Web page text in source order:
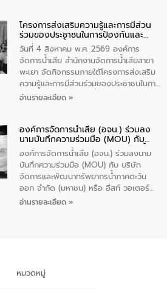
“ชุมชนร่วมใจ น้ำใสยั่งยืน” ได้บรรยายให้
ความรู้เกี่ยวกับการจัดการน้ำเสียและการใช้
ถังดักไขมันให้แก่นักเรียนโรงเรียนวัดบ่อ
(นันทวิทยา) เทศบาลนครปากเกร็ด อำเภอ
ปากเกร็ด จังหวัดนนทบุรี จำนวน 30 คน
โครงการส่งเสริมความรู้และการมีส่วน
ร่วมของประชาชนในการป้องกันและ
แก้ไขปัญหาน้ำเสียอย่างยั่งยืน
วันที่ 4 สิงหาคม พ.ศ. 2569 องค์การ
จัดการน้ำเสีย สำนักงานจัดการน้ำเสียสาขา
พะเยา จัดกิจกรรมภายใต้โครงการส่งเสริม
ความรู้และการมีส่วนร่วมของประชาชนในการ
ป้องกันและแก้ไขปัญหาน้ำเสียอย่างยั่งยืน
ชุมชนและการบำบัดน้ำเสียเบื้องต้น ให้กับ
นักเรียนชั้นประถมศึกษาปีที่ 5 โรงเรียน
เทศบาล 1 (พะเยาประชานุกูล) จำนวน 30
คน
อ่านรายละเอียด »
องค์การจัดการน้ำเสีย (อจน.) ร่วมลง
นามบันทึกความร่วมมือ (MOU) กับ
บริษัท จัดการและพัฒนาทรัพยากรน้ำ
ภาคตะวันออก จำกัด (มหาชน) หรือ อีส
ท์ วอเตอร์
องค์การจัดการน้ำเสีย (อจน.) ร่วมลงนาม
บันทึกความร่วมมือ (MOU) กับ บริษัท
จัดการและพัฒนาทรัพยากรน้ำภาคตะวัน
ออก จำกัด (มหาชน) หรือ อีสท์ วอเตอร์
เมื่อวันอังคารที่ 4 สิงหาคม 2569 ณ ห้อง
ด้านน้ำของประเทศ และเตรียมความพร้อม
รองรับการเติบโตของเมือง รวมถึงการ
อ่านรายละเอียด »
หมวดหมู่